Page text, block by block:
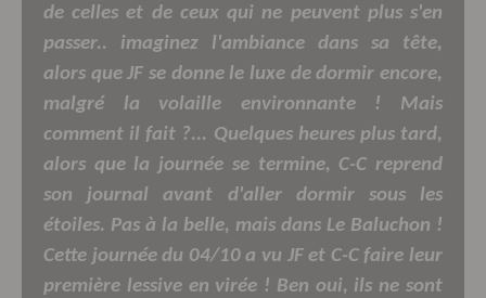
de celles et de ceux qui ne peuvent plus s'en
passer.. imaginez l'ambiance dans sa tête,
alors que JF se donne le luxe de dormir encore,
malgré la volaille environnante ! Mais
comment il fait ?... Quelques heures plus tard,
alors que la journée se termine, C-C reprend
son journal avant d'aller dormir sous les
étoiles. Pas à la belle, mais dans Le Baluchon !
Cette journée du 04/10 a vu JF et C-C faire leur
première lessive en virée ! Ben oui, ils ne sont